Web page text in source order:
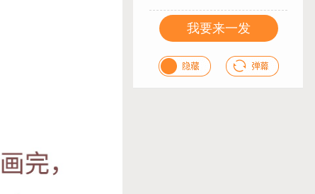
我要来一发